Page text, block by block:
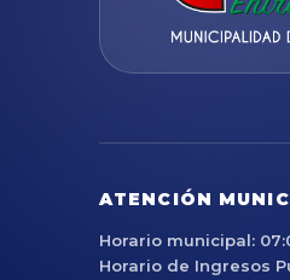
ATENCIÓN
Horario municipal:
Horario de Ingresos